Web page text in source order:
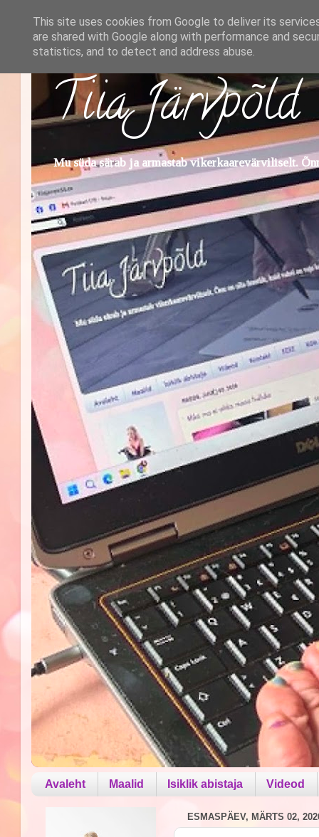
Tiia Järvpõld
Mu süda särab ja armastab vikerkaarevärviliselt.
Avaleht Maalid Isiklik abistaja Videod
ESMASPÄEV, MÄRTS 02,
This site uses cookies from Google to deliver its
are shared with Google along with performance and
statistics, and to detect and address abuse.